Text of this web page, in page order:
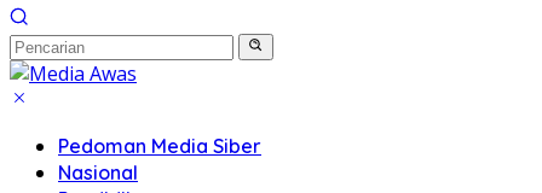
Pedoman Media Siber
Nasional